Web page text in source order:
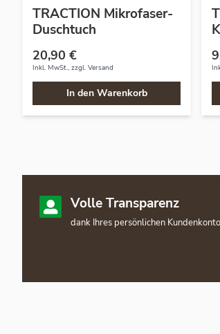
TRACTION Mikrofaser-
Duschtuch
20,90 €
Inkl. MwSt., zzgl. Versand
In den Warenkorb
Volle Transparenz
dank Ihres persönlichen